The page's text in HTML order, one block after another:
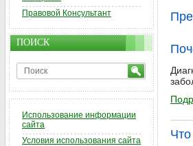
Правовой Консультант
ПОИСК
Использование информации
сайта
Условия использования сайта